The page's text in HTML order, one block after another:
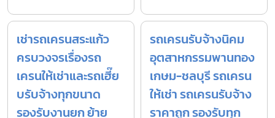
เช่ารถเครนสระแก้ว
ครบวงจรเรื่องรถ
เครนให้เช่าและรถเฮี๊ย
บรับจ้างทุกขนาด
รองรับงานยก ย้าย
รถเครนรับจ้างนิคม
อุตสาหกรรมพานทอง
เกษม-ชลบุรี รถเครน
ให้เช่า รถเครนรับจ้าง
ราคาถูก รองรับทุก